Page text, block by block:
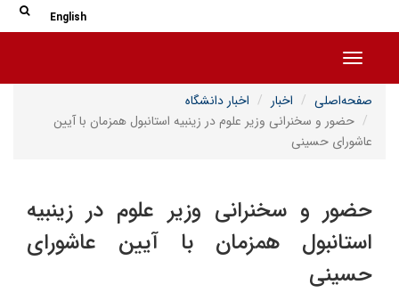
English
Toggle navigation
صفحه‌اصلی اخبار
اخبار دانشگاه
حضور و سخنرانی وزیر علوم در زینبیه استانبول همزمان با آیین
عاشورای حسینی
حضور و سخنرانی وزیر علوم در زینبیه
استانبول همزمان با آیین عاشورای
حسینی